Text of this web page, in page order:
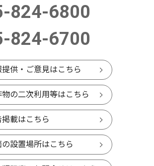
824-6800
824-6700
提供・ご意見はこちら
物の二次利用等はこちら
載はこちら
の設置場所はこちら